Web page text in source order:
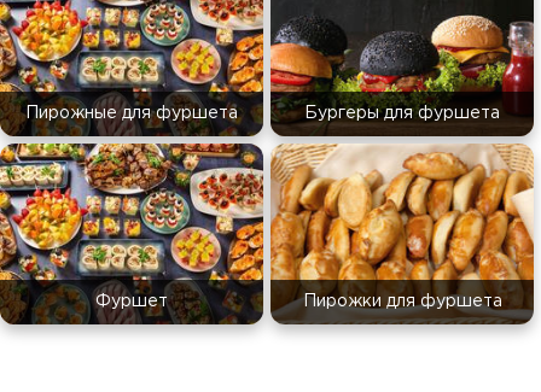
Пирожные для фуршета Бургеры для фуршета
Фуршет Пирожки для фуршета